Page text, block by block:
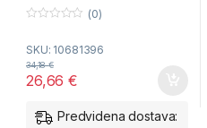
u
t
f
(0)
SKU: 10681396
26,66€
34,18€
Predvidena dostava: